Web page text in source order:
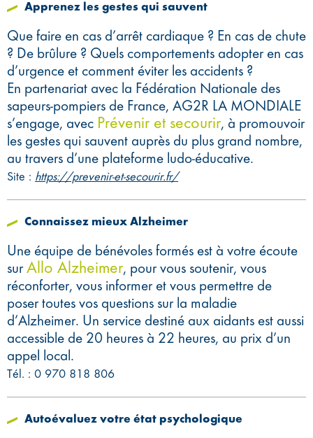
Apprenez les gestes qui sauvent
Que faire en cas d’arrêt cardiaque ? En cas de chute
? De brûlure ? Quels comportements adopter en cas
d’urgence et comment éviter les accidents ?
En partenariat avec la Fédération Nationale des
sapeurs-pompiers de France, AG2R LA MONDIALE
s’engage, avec Prévenir et secourir, à promouvoir
les gestes qui sauvent auprès du plus grand nombre,
au travers d’une plateforme ludo-éducative.
Site : https://prevenir-et-secourir.fr/
Connaissez mieux Alzheimer
Une équipe de bénévoles formés est à votre écoute
surAllo Alzheimer, pour vous soutenir, vous
réconforter, vous informer et vous permettre de
poser toutes vos questions sur la maladie
d’Alzheimer. Un service destiné aux aidants est aussi
accessible de 20 heures à 22 heures, au prix d’un
appel local.
Tél. : 0 970 818 806
Autoévaluez votre état psychologique